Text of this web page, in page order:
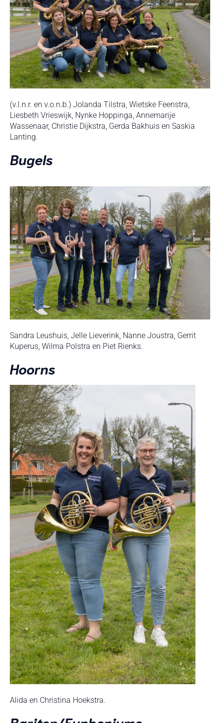
(v.l.n.r. en v.o.n.b.) Jolanda Tilstra, Wietske Feenstra,
Liesbeth Vrieswijk, Nynke Hoppinga, Annemarije
Wassenaar, Christie Dijkstra, Gerda Bakhuis en Saskia
Lanting.
Bugels
Sandra Leushuis, Jelle Lieverink, Nanne Joustra, Gerrit
Kuperus, Wilma Polstra en Piet Rienks.
Hoorns
Alida en Christina Hoekstra.